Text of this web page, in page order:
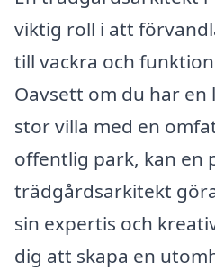
viktig roll i att
till vackra och
Oavsett om du har
stor villa med en
offentlig park, kan en
trädgårdsarkitekt
sin expertis och
dig att skapa en